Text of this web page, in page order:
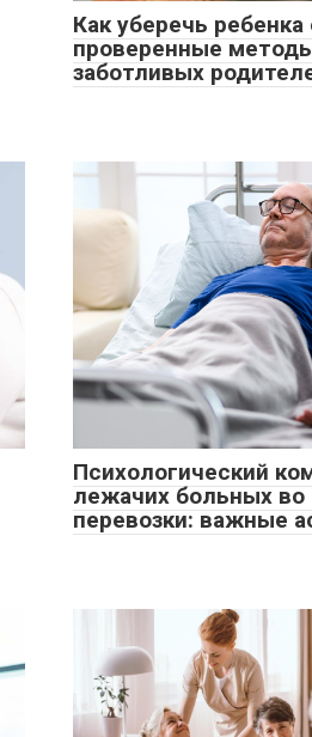
Как уберечь ребенка
проверенные
заботливых
Психологический
лежачих больных во
перевозки: важные